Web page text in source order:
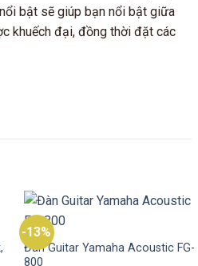
bật sẽ giúp bạn nổi bật giữa
khuếch đại, đồng thời đặt các
-13%
Đàn Guitar Yamaha Acoustic FG-
800